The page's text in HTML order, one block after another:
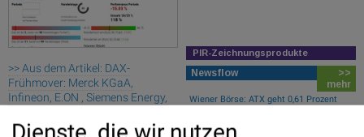
>> Aus dem Artikel: DAX-
Frühmover: Merck KGaA,
Infineon, E.ON , Siemens Energy,
Automobil Holding, Beiersdorf,
PIR-Zeichnungsprodukte
Newsflow
>>
mehr
Wiener Börse: ATX geht 0,61 Prozent
Wiener Börse Nebenwerte-Blick: Bajaj